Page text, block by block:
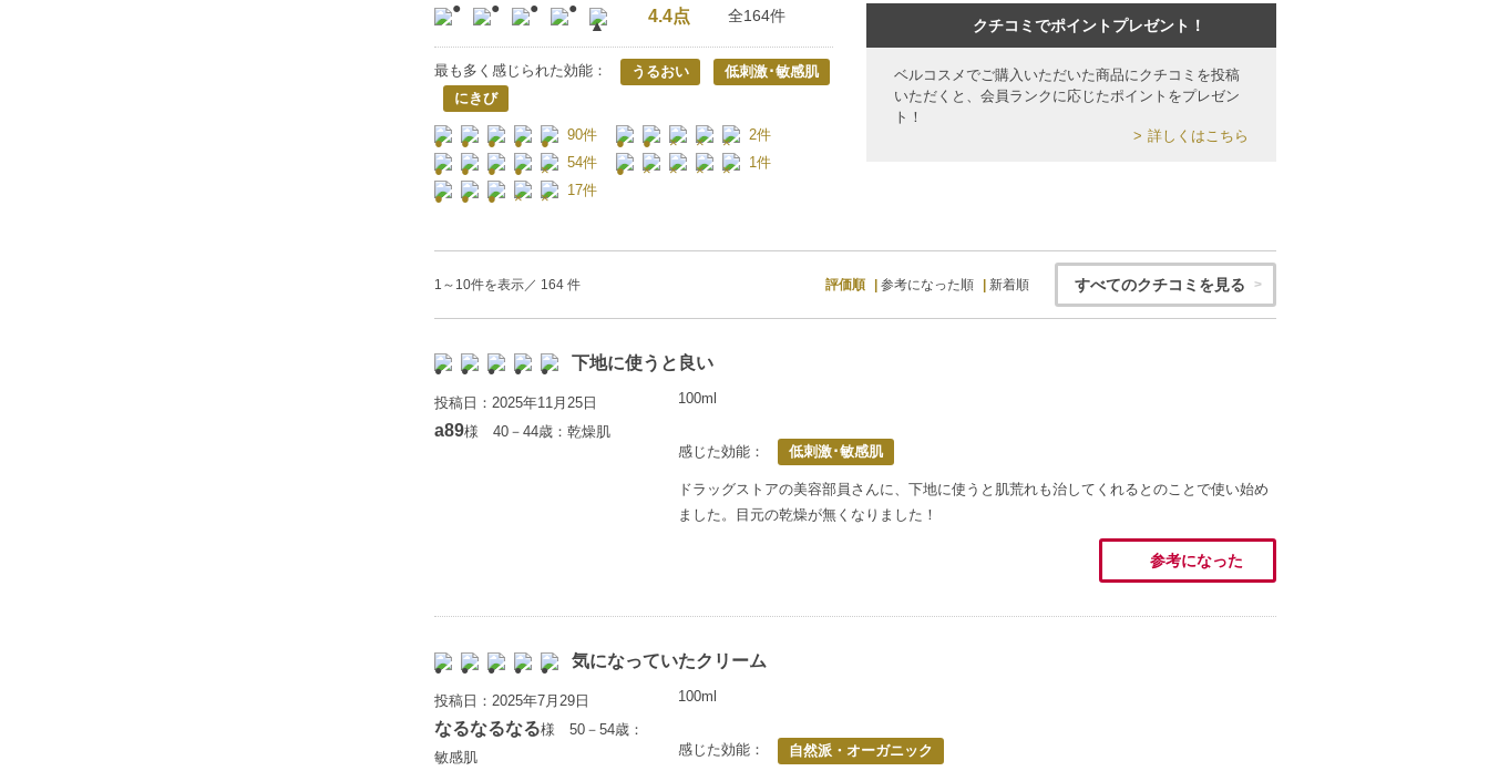
4.4点 全164件
最も多く感じられた効能： うるおい
低刺激･敏感肌
にきび
90件
2件
54件
1件
17件
クチコミでポイントプレゼント！
ベルコスメでご購入いただいた商品にクチコミを投稿
いただくと、会員ランクに応じたポイントをプレゼン
ト！
詳しくはこちら
1～10件を表示／ 164 件 評価順 参考になった順 新着順 すべてのクチコミを見る
下地に使うと良い
投稿日：2025年11月25日
a89様 40－44歳：乾燥肌
100ml
感じた効能： 低刺激･敏感肌
ドラッグストアの美容部員さんに、下地に使うと肌荒れも治してくれるとのことで使い始め
ました。目元の乾燥が無くなりました！
参考になった
気になっていたクリーム
投稿日：2025年7月29日
なるなるなる様 50－54歳：
敏感肌
100ml
感じた効能： 自然派・オーガニック